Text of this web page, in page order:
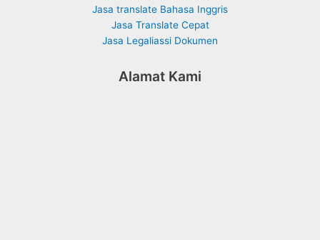
Jasa translate Bahasa Inggris
Jasa Translate Cepat
Jasa Legaliassi Dokumen
Alamat Kami